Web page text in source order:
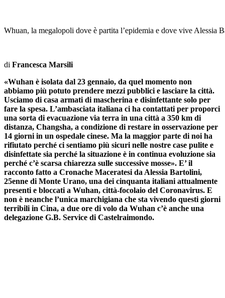
Whuan, la megalopoli dove è partita l’epidemia e dove vive Alessia
di Francesca Marsili
«Wuhan è isolata dal 23 gennaio, da quel momento non
abbiamo più potuto prendere mezzi pubblici e lasciare la città.
Usciamo di casa armati di mascherina e disinfettante solo per
fare la spesa. L’ambasciata italiana ci ha contattati per proporci
una sorta di evacuazione via terra in una città a 350 km di
distanza, Changsha, a condizione di restare in osservazione per
14 giorni in un ospedale cinese. Ma la maggior parte di noi ha
rifiutato perché ci sentiamo più sicuri nelle nostre case pulite e
disinfettate sia perché la situazione è in continua evoluzione sia
perché c’è scarsa chiarezza sulle successive mosse». E’ il
racconto fatto a Cronache Maceratesi da Alessia Bartolini,
25enne di Monte Urano, una dei cinquanta italiani attualmente
presenti e bloccati a Wuhan, città-focolaio del Coronavirus. E
non è neanche l’unica marchigiana che sta vivendo questi giorni
terribili in Cina, a due ore di volo da Wuhan c’è anche una
delegazione G.B. Service di Castelraimondo.